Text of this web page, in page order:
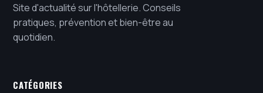
Site d'actualité sur l'hôtellerie. Conseils
pratiques, prévention et bien-être au
quotidien.
CATÉGORIES